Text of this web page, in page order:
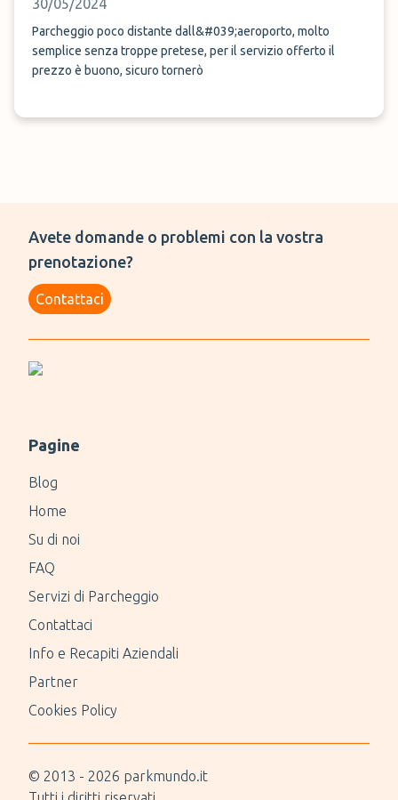
30/05/2024
Parcheggio poco distante dall&#039;aeroporto, molto
semplice senza troppe pretese, per il servizio offerto il
prezzo è buono, sicuro tornerò
Avete domande o problemi con la vostra
prenotazione?
Contattaci
Pagine
Blog
Home
Su di noi
FAQ
Servizi di Parcheggio
Contattaci
Info e Recapiti Aziendali
Partner
Cookies Policy
© 2013 - 2026 parkmundo.it